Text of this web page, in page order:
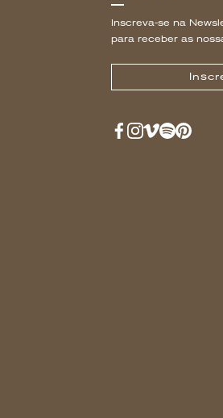
Inscreva-se na
para receber as